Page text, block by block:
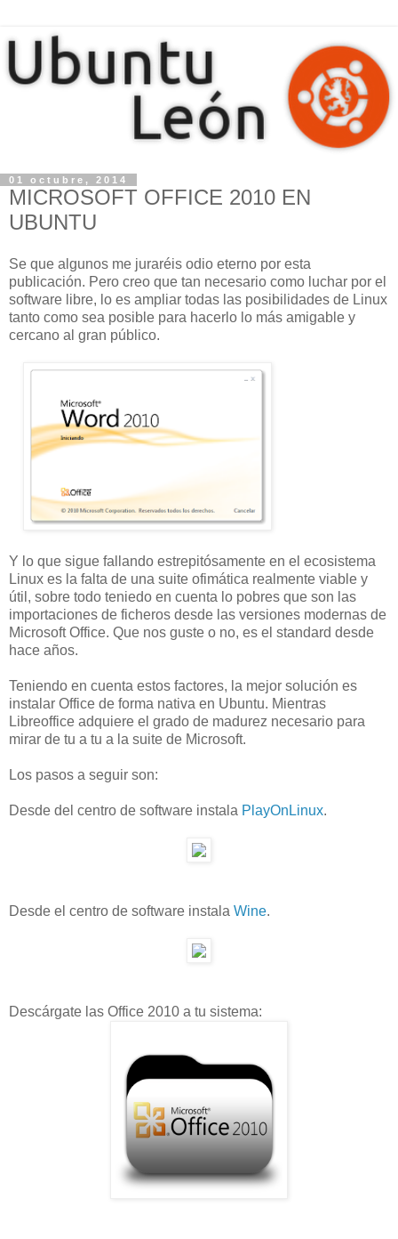
01 octubre, 2014
MICROSOFT OFFICE 2010 EN
UBUNTU
Se que algunos me juraréis odio eterno por esta
publicación. Pero creo que tan necesario como luchar por el
software libre, lo es ampliar todas las posibilidades de Linux
tanto como sea posible para hacerlo lo más amigable y
cercano al gran público.
Y lo que sigue fallando estrepitósamente en el ecosistema
Linux es la falta de una suite ofimática realmente viable y
útil, sobre todo teniedo en cuenta lo pobres que son las
importaciones de ficheros desde las versiones modernas de
Microsoft Office. Que nos guste o no, es el standard desde
hace años.
Teniendo en cuenta estos factores, la mejor solución es
instalar Office de forma nativa en Ubuntu. Mientras
Libreoffice adquiere el grado de madurez necesario para
mirar de tu a tu a la suite de Microsoft.
Los pasos a seguir son:
Desde del centro de software instala PlayOnLinux.
Desde el centro de software instala Wine.
Descárgate las Office 2010 a tu sistema: